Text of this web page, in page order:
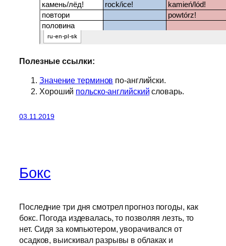
Полезные ссылки:
Значение терминов по-английски.
Хороший польско-английский словарь.
03.11.2019
Бокс
Последние три дня смотрел прогноз погоды, как
бокс. Погода издевалась, то позволяя лезть, то
нет. Сидя за компьютером, уворачивался от
осадков, выискивал разрывы в облаках и